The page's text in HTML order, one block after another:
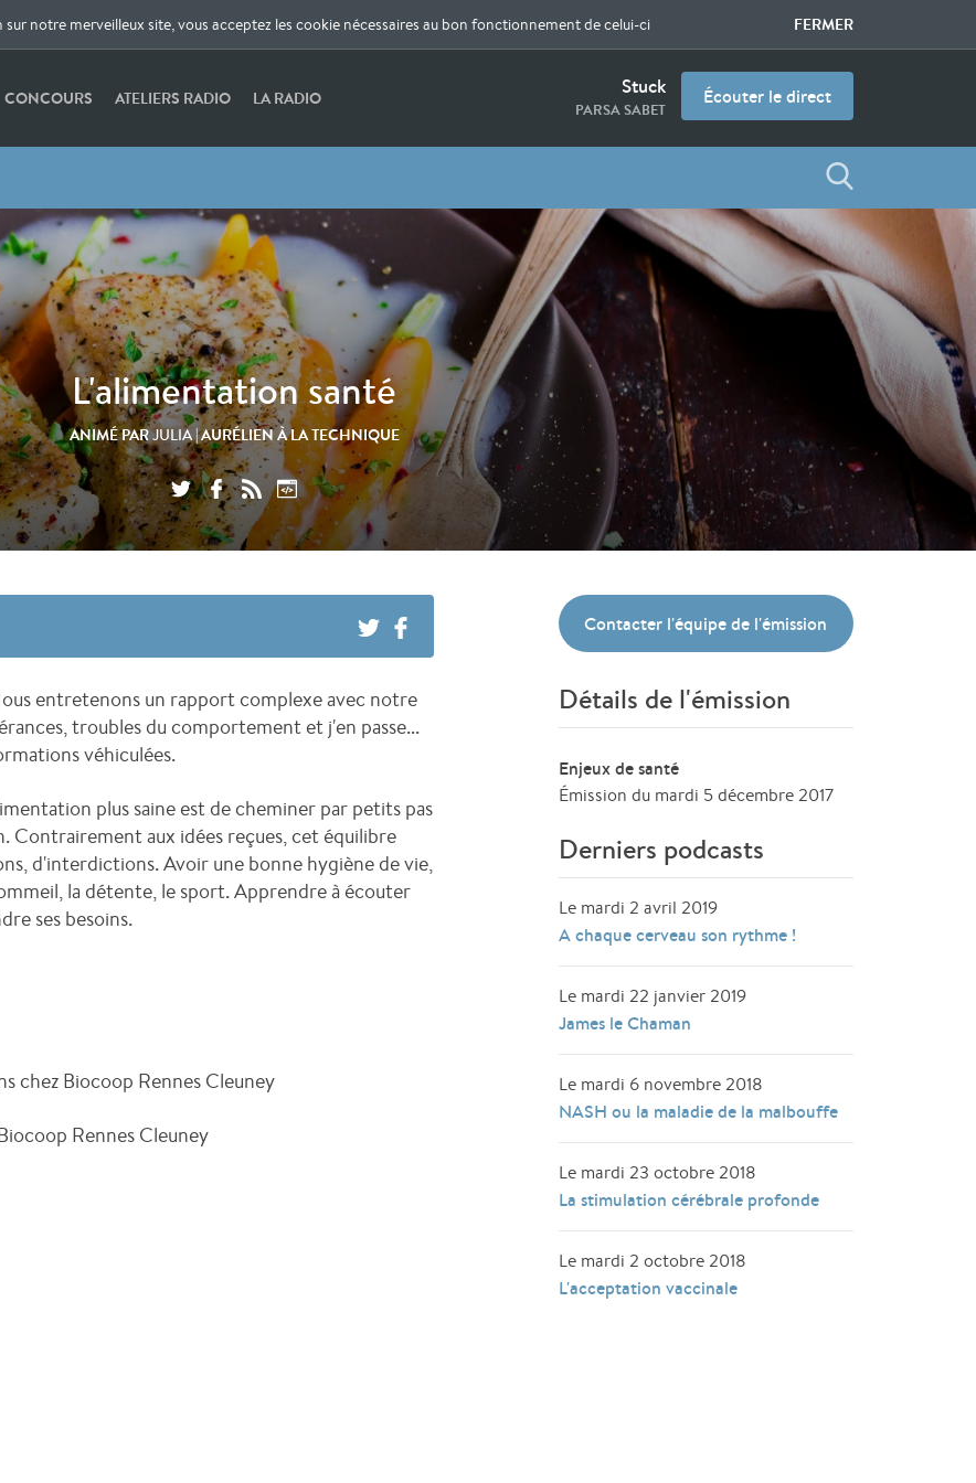
notre merveilleux site, vous acceptez les cookie nécessaires au bon fonctionnement de celui-ci FERMER
CONCOURS ATELIERS RADIO LA RADIO Stuck
PARSA SABET
Écouter le direct
L'alimentation santé
ANIMÉ PARJULIA| AURÉLIEN À LA TECHNIQUE
entretenons un rapport complexe avec notre
troubles du comportement et j'en passe...
véhiculées.
plus saine est de cheminer par petits pas
Contrairement aux idées reçues, cet équilibre
d'interdictions. Avoir une bonne hygiène de vie,
la détente, le sport. Apprendre à écouter
ses besoins.
chez Biocoop Rennes Cleuney
Rennes Cleuney
Contacter l'équipe de l'émission
Détails de l'émission
Enjeux de santé
Émission du mardi 5 décembre 2017
Derniers podcasts
Le mardi 2 avril 2019
A chaque cerveau son rythme !
Le mardi 22 janvier 2019
James le Chaman
Le mardi 6 novembre 2018
NASH ou la maladie de la malbouffe
Le mardi 23 octobre 2018
La stimulation cérébrale profonde
Le mardi 2 octobre 2018
L'acceptation vaccinale